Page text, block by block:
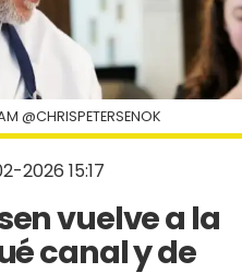
2026 15:17
vuelve a la
canal y de
@CHRISPETERSENOK